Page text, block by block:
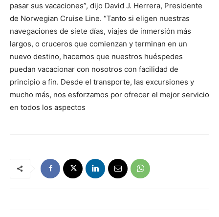
pasar sus vacaciones”, dijo David J. Herrera, Presidente
de Norwegian Cruise Line. “Tanto si eligen nuestras
navegaciones de siete días, viajes de inmersión más
largos, o cruceros que comienzan y terminan en un
nuevo destino, hacemos que nuestros huéspedes
puedan vacacionar con nosotros con facilidad de
principio a fin. Desde el transporte, las excursiones y
mucho más, nos esforzamos por ofrecer el mejor servicio
en todos los aspectos